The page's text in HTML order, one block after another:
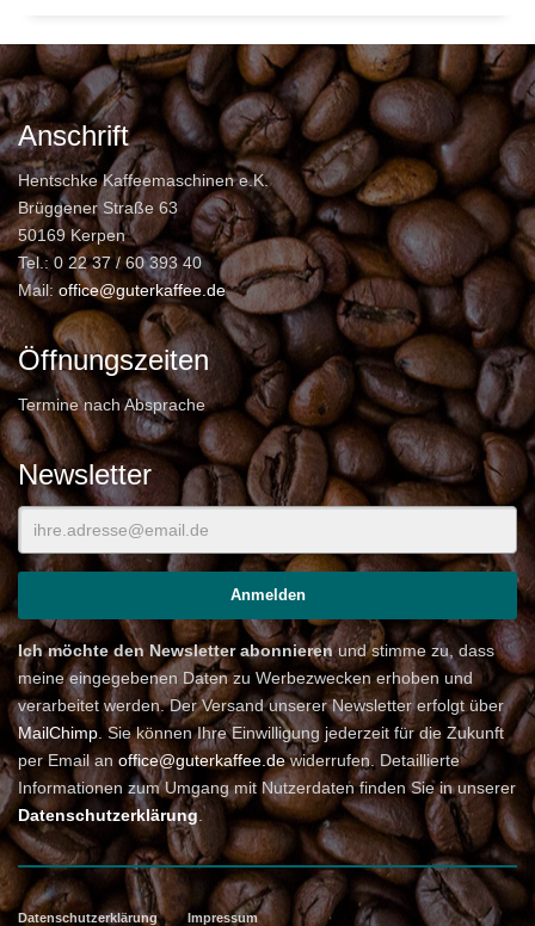
Anschrift
Hentschke Kaffeemaschinen e.K.
Brüggener Straße 63
50169 Kerpen
Tel.: 0 22 37 / 60 393 40
Mail: office@guterkaffee.de
Öffnungszeiten
Termine nach Absprache
Newsletter
Ich möchte den Newsletter abonnierenund stimme zu, dass
meine eingegebenen Daten zu Werbezwecken erhoben und
verarbeitet werden. Der Versand unserer Newsletter erfolgt über
MailChimp . Sie können Ihre Einwilligung jederzeit für die Zukunft
per Email an office@guterkaffee.dewiderrufen. Detaillierte
Informationen zum Umgang mit Nutzerdaten finden Sie in unserer
Datenschutzerklärung.
Datenschutzerklärung Impressum